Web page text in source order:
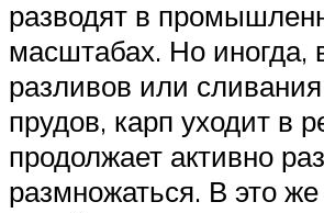
разводят в
масштабах. Но иногда,
разливов или
прудов, карп уходит в
продолжает активно
размножаться. В это